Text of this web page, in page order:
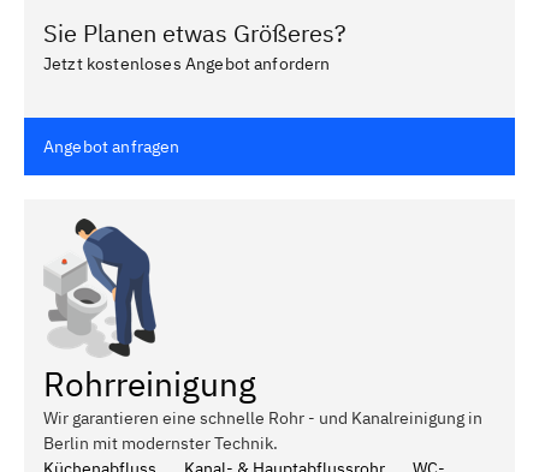
Sie Planen etwas Größeres?
Jetzt kostenloses Angebot anfordern
Angebot anfragen
Rohrreinigung
Wir garantieren eine schnelle Rohr - und Kanalreinigung in
Berlin mit modernster Technik.